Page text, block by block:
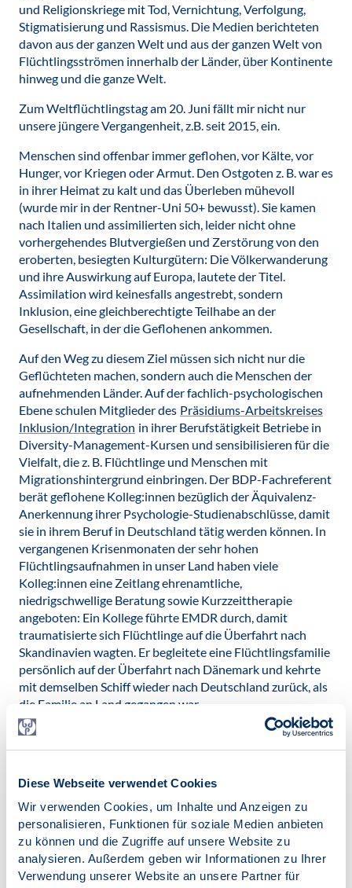
Diese Webseite verwendet Cookies
Wir verwenden Cookies, um Inhalte und Anzeigen zu
personalisieren, Funktionen für soziale Medien anbieten
zu können und die Zugriffe auf unsere Website zu
analysieren. Außerdem geben wir Informationen zu Ihrer
Verwendung unserer Website an unsere Partner für
und Religionskriege mit Tod, Vernichtung, Verfolgung,
Stigmatisierung und Rassismus. Die Medien berichteten
davon aus der ganzen Welt und aus der ganzen Welt von
Flüchtlingsströmen innerhalb der Länder, über Kontinente
hinweg und die ganze Welt.
Zum Weltflüchtlingstag am 20. Juni fällt mir nicht nur
unsere jüngere Vergangenheit, z.B. seit 2015, ein.
Menschen sind offenbar immer geflohen, vor Kälte, vor
Hunger, vor Kriegen oder Armut. Den Ostgoten z. B. war es
in ihrer Heimat zu kalt und das Überleben mühevoll
(wurde mir in der Rentner-Uni 50+ bewusst). Sie kamen
nach Italien und assimilierten sich, leider nicht ohne
vorhergehendes Blutvergießen und Zerstörung von den
eroberten, besiegten Kulturgütern: Die Völkerwanderung
und ihre Auswirkung auf Europa, lautete der Titel.
Assimilation wird keinesfalls angestrebt, sondern
Inklusion, eine gleichberechtigte Teilhabe an der
Gesellschaft, in der die Geflohenen ankommen.
Auf den Weg zu diesem Ziel müssen sich nicht nur die
Geflüchteten machen, sondern auch die Menschen der
aufnehmenden Länder. Auf der fachlich-psychologischen
Ebene schulen Mitglieder des Präsidiums-Arbeitskreises
Inklusion/Integration in ihrer Berufstätigkeit Betriebe in
Diversity-Management-Kursen und sensibilisieren für die
Vielfalt, die z. B. Flüchtlinge und Menschen mit
Migrationshintergrund einbringen. Der BDP-Fachreferent
berät geflohene Kolleg:innen bezüglich der Äquivalenz-
Anerkennung ihrer Psychologie-Studienabschlüsse, damit
sie in ihrem Beruf in Deutschland tätig werden können. In
vergangenen Krisenmonaten der sehr hohen
Flüchtlingsaufnahmen in unser Land haben viele
Kolleg:innen eine Zeitlang ehrenamtliche,
niedrigschwellige Beratung sowie Kurzzeittherapie
angeboten: Ein Kollege führte EMDR durch, damit
traumatisierte sich Flüchtlinge auf die Überfahrt nach
Skandinavien wagten. Er begleitete eine Flüchtlingsfamilie
persönlich auf der Überfahrt nach Dänemark und kehrte
mit demselben Schiff wieder nach Deutschland zurück, als
die Familie an Land gegangen war.
Dieser AK Inklusion/Integration führt seit zehn Jahren
Fortbildungsveranstaltungen durch, um Kolleg:innen für
ihre Situation erleichtern zu helfen, z. B. auch einen
speziellen Informations- und Beratungsabend für
eingewanderte/ geflohene Psycholog:innen und
Psychotherapeut:innen. Dennoch fokussiert der AK nicht
nur die Inklusion von Menschen mit Fluchtgeschichte.
Auch eine Präsidiumsbeauftragte für Menschenrechte